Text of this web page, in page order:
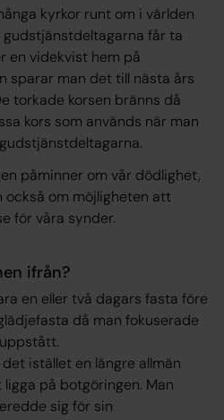
kyrkor runt om i världen
får ta
en videkvist hem på
sparar man det till nästa års
torkade korsen bränns då
kors som används när man
påminner om vår dödlighet,
också om möjligheten att
för våra synder.
ifrån?
en eller två dagars fasta före
då man fokuserade
istället en längre allmän
på botgöringen. Man
sig för sin